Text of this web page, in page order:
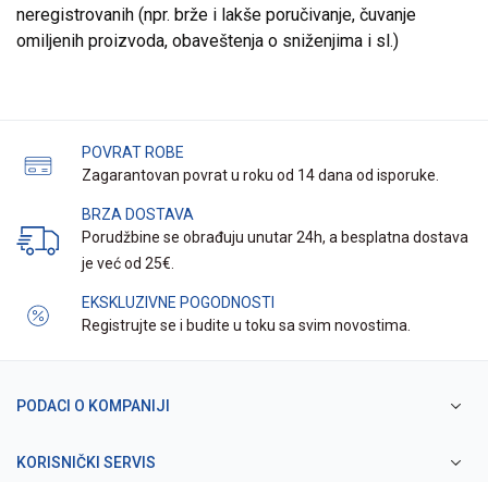
neregistrovanih (npr. brže i lakše poručivanje, čuvanje
omiljenih proizvoda, obaveštenja o sniženjima i sl.)
POVRAT ROBE
Zagarantovan povrat u roku od 14 dana od isporuke.
BRZA DOSTAVA
Porudžbine se obrađuju unutar 24h, a besplatna dostava
je već od 25€.
EKSKLUZIVNE POGODNOSTI
Registrujte se i budite u toku sa svim novostima.
PODACI O KOMPANIJI
KORISNIČKI SERVIS